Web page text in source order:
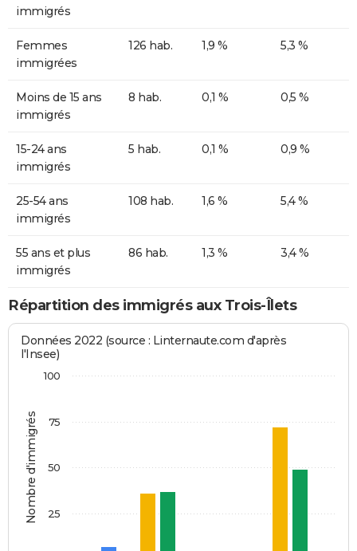
immigrés
Femmes
immigrées
126 hab. 1,9 % 5,3 %
Moins de 15 ans
immigrés
8 hab. 0,1 % 0,5 %
15-24 ans
immigrés
5 hab. 0,1 % 0,9 %
25-54 ans
immigrés
108 hab. 1,6 % 5,4 %
55 ans et plus
immigrés
86 hab. 1,3 % 3,4 %
Répartition des immigrés aux Trois-Îlets
Nombre d'immigrés
Données 2022 (source : Linternaute.com d'après
l'Insee)
25
50
75
100